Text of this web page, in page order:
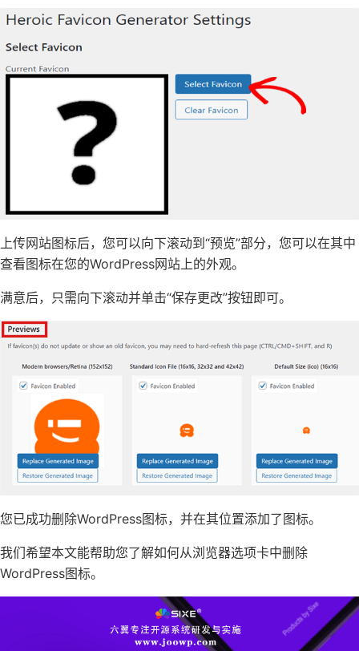
上传网站图标后，您可以向下滚动到“预览”部分，您可以在其中
查看图标在您的WordPress网站上的外观。
满意后，只需向下滚动并单击“保存更改”按钮即可。
您已成功删除WordPress图标，并在其位置添加了图标。
我们希望本文能帮助您了解如何从浏览器选项卡中删除
WordPress图标。